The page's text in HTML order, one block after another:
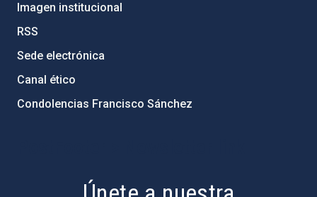
Imagen institucional
RSS
Sede electrónica
Canal ético
Condolencias Francisco Sánchez